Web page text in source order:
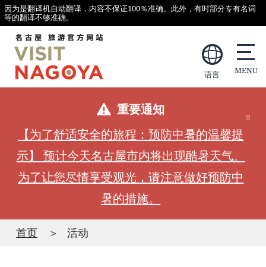
因为是翻译机自动翻译，内容不保证100％准确。此外，有时部分专有名词
等的翻译不够准确。
语言
重要通知
【为了舒适安全的旅程：预防中暑的温馨提
示】 预计今天名古屋市内将出现酷暑天气。
为了让您尽情享受观光，请注意做好预防中
暑的措施。
首页 活动